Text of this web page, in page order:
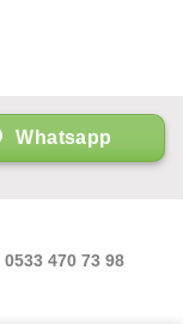
Whatsapp
0533 470 73 98